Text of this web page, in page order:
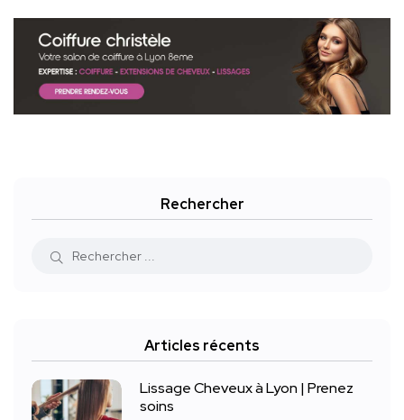
Rechercher
Articles récents
Lissage Cheveux à Lyon | Prenez
soins